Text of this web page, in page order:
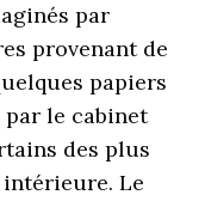
par
provenant de
papiers
le cabinet
des plus
Le